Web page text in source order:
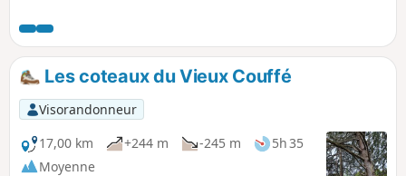
ferez un petit tour vers le port de la Rivière, vous méditerez
(peut-être) à la Grotte de Lourdes, vous vous reposerez à
l'Étang du Tertre Rouge.
Les coteaux du Vieux Couffé
Visorandonneur
17,00 km
+244 m -245 m
5h 35
Moyenne